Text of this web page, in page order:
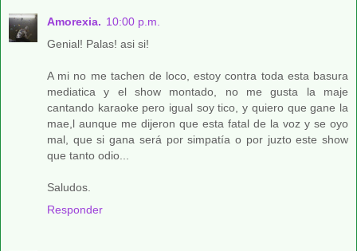
Amorexia. 10:00 p.m.
Genial! Palas! asi si!
A mi no me tachen de loco, estoy contra toda esta basura
mediatica y el show montado, no me gusta la maje
cantando karaoke pero igual soy tico, y quiero que gane la
mae,l aunque me dijeron que esta fatal de la voz y se oyo
mal, que si gana será por simpatía o por juzto este show
que tanto odio...
Saludos.
Responder